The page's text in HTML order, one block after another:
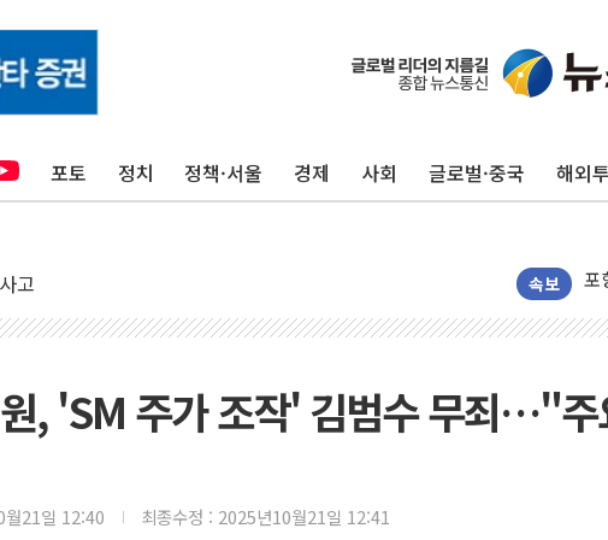
포토 정치 정책·서울 경제 사회 글로벌·중국 해외
고 속보
평
상
[
인
김
, 'SM 주가 조작' 김범수 무죄…"주
월21일 12:40 최종수정 : 2025년10월21일 12:41